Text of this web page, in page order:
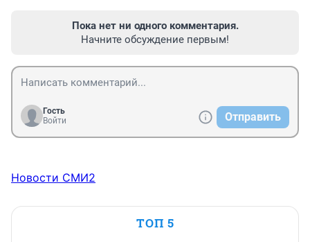
Пока нет ни одного комментария.
Начните обсуждение первым!
Гость
Войти
Отправить
Новости СМИ2
ТОП 5